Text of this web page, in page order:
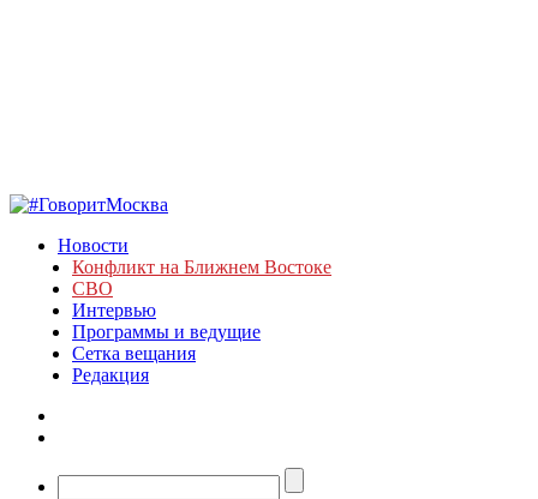
Новости
Конфликт на Ближнем Востоке
СВО
Интервью
Программы и ведущие
Сетка вещания
Редакция